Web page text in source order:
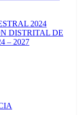
2024
DISTRITAL DE
– 2027